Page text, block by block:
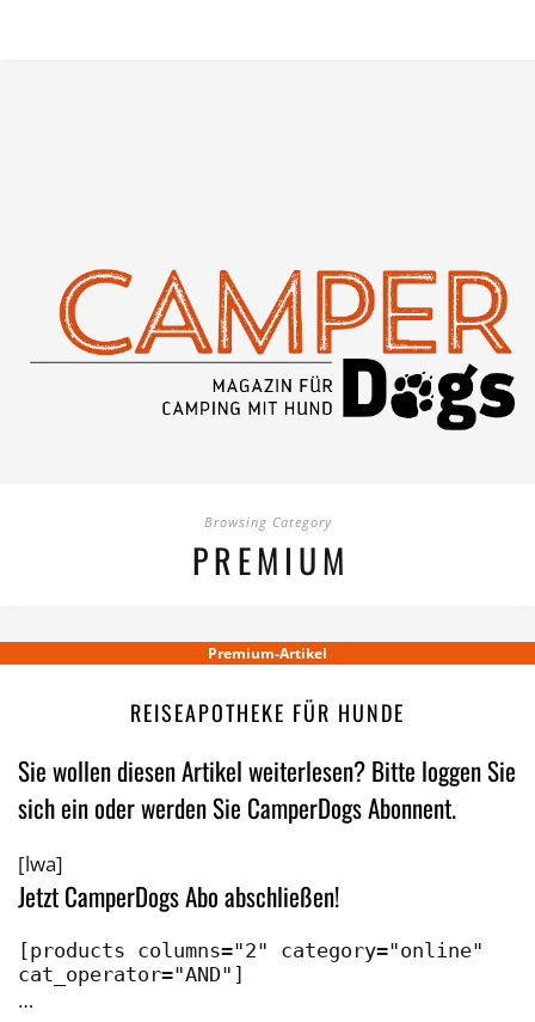
Browsing Category
PREMIUM
Premium-Artikel
REISEAPOTHEKE FÜR HUNDE
Sie wollen diesen Artikel weiterlesen? Bitte loggen Sie
sich ein oder werden Sie CamperDogs Abonnent.
[lwa]
Jetzt CamperDogs Abo abschließen!
[products columns="2" category="online"
cat_operator="AND"]
…